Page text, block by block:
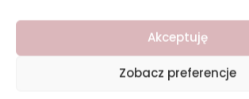
Akceptuję
Zobacz preferencje
Maskara do brwi taupe
REVERS OH! MY BROW
12,99zł
stylizacji